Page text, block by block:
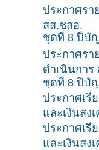
ประกาศร
สส.ชสอ.
ชุดที่ 8 ปีบั
ประกาศรา
ดำเนินการ
ชุดที่ 8 ปีบัญ
ประกาศเรี
และเงินสง
ประกาศเรี
และเงินสง